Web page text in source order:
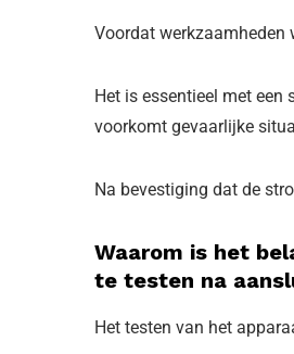
Voordat werkzaamheden
Het is essentieel met
voorkomt gevaarlijke
Na bevestiging dat de
Waarom is het
te testen na
Het testen van het